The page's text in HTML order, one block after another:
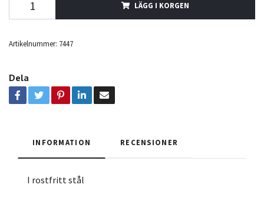
LÄGG I KORGEN
Artikelnummer: 7447
Dela
INFORMATION RECENSIONER
I rostfritt stål